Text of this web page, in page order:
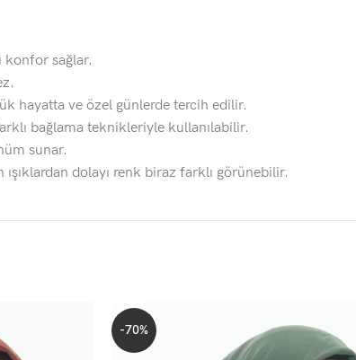
konfor sağlar.
hayatta ve özel günlerde tercih edilir.
bağlama teknikleriyle kullanılabilir.
sunar.
dolayı renk biraz farklı görünebilir.
-70%